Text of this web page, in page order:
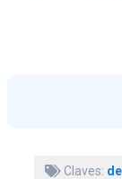
Claves: